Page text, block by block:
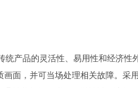
统产品的灵活性、易用性和经济
面，并可当场处理相关故障。